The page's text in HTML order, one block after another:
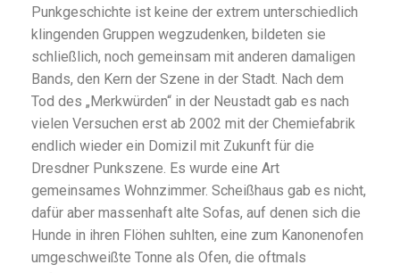
Punkgeschichte ist keine der extrem unterschiedlich
klingenden Gruppen wegzudenken, bildeten sie
schließlich, noch gemeinsam mit anderen damaligen
Bands, den Kern der Szene in der Stadt. Nach dem
Tod des „Merkwürden“ in der Neustadt gab es nach
vielen Versuchen erst ab 2002 mit der Chemiefabrik
endlich wieder ein Domizil mit Zukunft für die
Dresdner Punkszene. Es wurde eine Art
gemeinsames Wohnzimmer. Scheißhaus gab es nicht,
dafür aber massenhaft alte Sofas, auf denen sich die
Hunde in ihren Flöhen suhlten, eine zum Kanonenofen
umgeschweißte Tonne als Ofen, die oftmals